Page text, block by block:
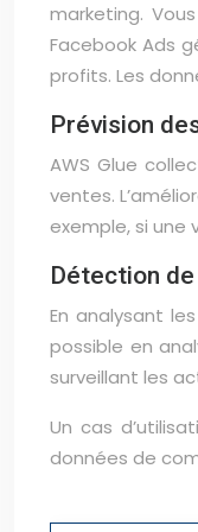
marketing.
Facebook Ads
profits. Les
Prévision
AWS Glue
ventes.
exemple, si une
Détection
En analysant
possible en
surveillant les
Un cas
données de